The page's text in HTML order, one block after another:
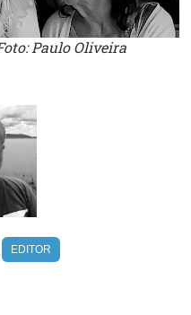
Paulo Oliveira
EDITOR